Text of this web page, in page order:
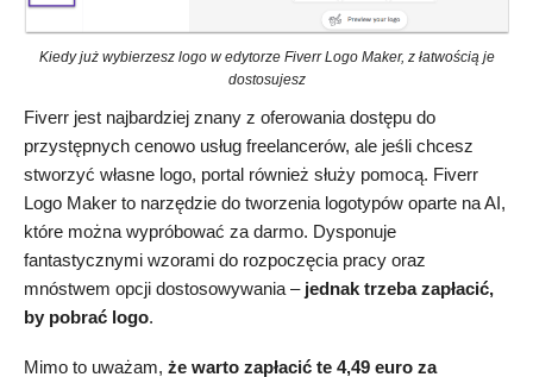
Kiedy już wybierzesz logo w edytorze Fiverr Logo Maker, z łatwością je
dostosujesz
Fiverr jest najbardziej znany z oferowania dostępu do
przystępnych cenowo usług freelancerów, ale jeśli chcesz
stworzyć własne logo, portal również służy pomocą. Fiverr
Logo Maker to narzędzie do tworzenia logotypów oparte na AI,
które można wypróbować za darmo. Dysponuje
fantastycznymi wzorami do rozpoczęcia pracy oraz
mnóstwem opcji dostosowywania – jednak trzeba zapłacić,
by pobrać logo.
Mimo to uważam, że warto zapłacić te 4,49 euro za